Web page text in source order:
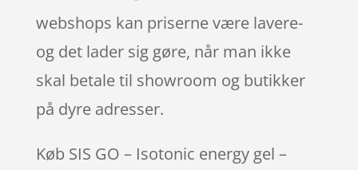
webshops kan priserne være lavere-
og det lader sig gøre, når man ikke
skal betale til showroom og butikker
på dyre adresser.
Køb SIS GO – Isotonic energy gel –